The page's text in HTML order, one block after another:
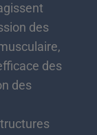
des
des
des